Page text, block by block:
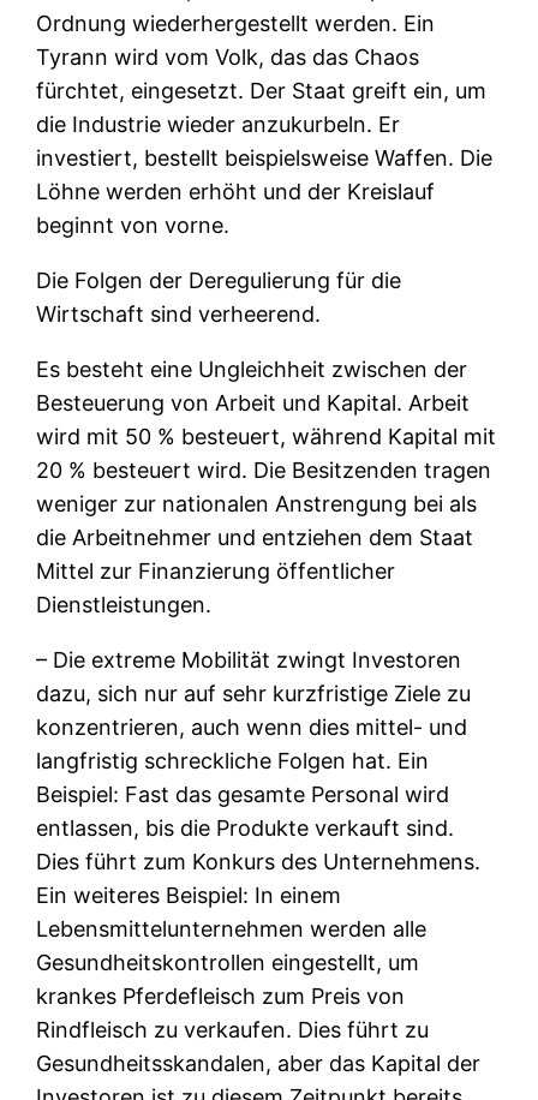
Ordnung wiederhergestellt werden. Ein
Tyrann wird vom Volk, das das Chaos
fürchtet, eingesetzt. Der Staat greift ein, um
die Industrie wieder anzukurbeln. Er
investiert, bestellt beispielsweise Waffen. Die
Löhne werden erhöht und der Kreislauf
beginnt von vorne.
Die Folgen der Deregulierung für die
Wirtschaft sind verheerend.
Es besteht eine Ungleichheit zwischen der
Besteuerung von Arbeit und Kapital. Arbeit
wird mit 50 % besteuert, während Kapital mit
20 % besteuert wird. Die Besitzenden tragen
weniger zur nationalen Anstrengung bei als
die Arbeitnehmer und entziehen dem Staat
Mittel zur Finanzierung öffentlicher
Dienstleistungen.
– Die extreme Mobilität zwingt Investoren
dazu, sich nur auf sehr kurzfristige Ziele zu
konzentrieren, auch wenn dies mittel- und
langfristig schreckliche Folgen hat. Ein
Beispiel: Fast das gesamte Personal wird
entlassen, bis die Produkte verkauft sind.
Dies führt zum Konkurs des Unternehmens.
Ein weiteres Beispiel: In einem
Lebensmittelunternehmen werden alle
Gesundheitskontrollen eingestellt, um
krankes Pferdefleisch zum Preis von
Rindfleisch zu verkaufen. Dies führt zu
Gesundheitsskandalen, aber das Kapital der